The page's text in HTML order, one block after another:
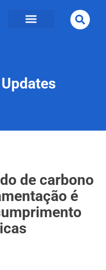
Updates
de carbono
é